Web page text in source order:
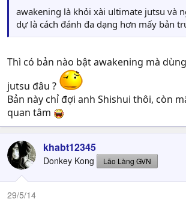
awakening là khỏi xài ultimate jutsu và
dự là cách đánh đa dạng hơn mấy bản
Thì có bản nào bật awakening mà
jutsu đâu ?
Bản này chỉ đợi anh Shishui thôi, còn
quan tâm
khabt12345
Donkey Kong Lão Làng GVN
29/5/14